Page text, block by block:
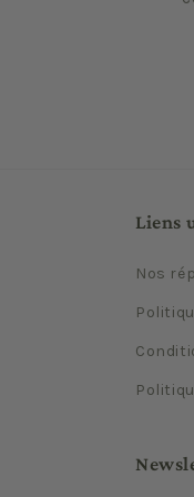
Liens
Nos